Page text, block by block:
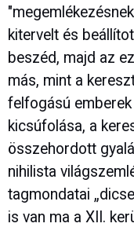
kitervelt és
beszéd, majd az
más, mint a
felfogású
kicsúfolása, a
összehordott
nihilista
tagmondatai
is van ma a XII.